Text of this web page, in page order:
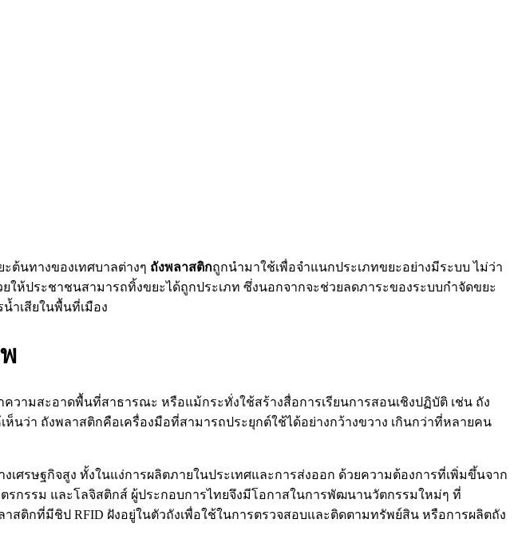
ต้นทางของเทศบาลต่างๆ ถังพลาสติกถูกนำมาใช้เพื่อจำแนกประเภทขยะอย่างมีระบบ ไม่ว่า
ห้ประชาชนสามารถทิ้งขยะได้ถูกประเภท ซึ่งนอกจากจะช่วยลดภาระของระบบกำจัดขยะ
ำเสียในพื้นที่เมือง
วามสะอาดพื้นที่สาธารณะ หรือแม้กระทั่งใช้สร้างสื่อการเรียนการสอนเชิงปฏิบัติ เช่น ถัง
นว่า ถังพลาสติกคือเครื่องมือที่สามารถประยุกต์ใช้ได้อย่างกว้างขวาง เกินกว่าที่หลายคน
ศรษฐกิจสูง ทั้งในแง่การผลิตภายในประเทศและการส่งออก ด้วยความต้องการที่เพิ่มขึ้นจาก
กรรม และโลจิสติกส์ ผู้ประกอบการไทยจึงมีโอกาสในการพัฒนานวัตกรรมใหม่ๆ ที่
สติกที่มีชิป RFID ฝังอยู่ในตัวถังเพื่อใช้ในการตรวจสอบและติดตามทรัพย์สิน หรือการผลิตถัง